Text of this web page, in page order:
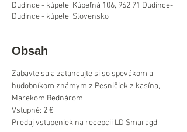
Dudince - kúpele, Kúpeľná 106, 962 71 Dudince-
Dudince - kúpele, Slovensko
Obsah
Zabavte sa a zatancujte si so spevákom a
hudobníkom známym z Pesničiek z kasína,
Marekom Bednárom.
Vstupné: 2 €
Predaj vstupeniek na recepcii LD Smaragd.